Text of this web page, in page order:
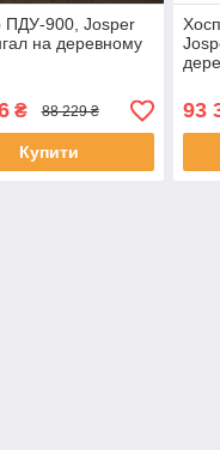
ПДУ-900, Josper
на деревному
₴ 88 229 ₴
Купити
93